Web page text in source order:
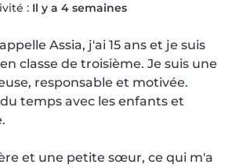
: Il y a 4 semaines
Assia, j'ai 15 ans et je suis
classe de troisième. Je suis une
responsable et motivée.
temps avec les enfants et
et une petite sœur, ce qui m'a